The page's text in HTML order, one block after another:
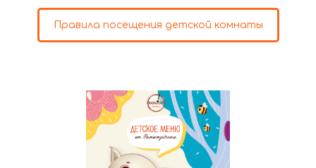
Правила посещения детской комнаты